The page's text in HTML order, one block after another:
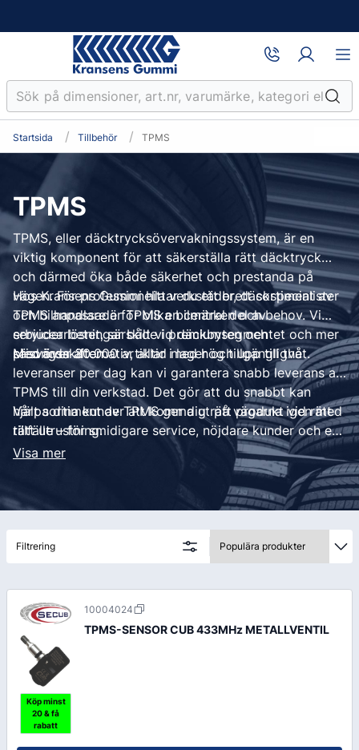
Startsida Tillbehör TPMS
TPMS
TPMS, eller däcktrycksövervakningssystem, är en
viktig komponent för att säkerställa rätt däcktryck
och därmed öka både säkerhet och prestanda på
vägen. För professionella verkstäder, däckspecialister
och bilhandlare är TPMS en central del av
servicearbetet, särskilt vid däckbyten och
säsongsskiften.
Hos Kransens Gummi hittar du ett brett sortiment av
TPMS anpassade för olika bilmärken och behov. Vi
erbjuder lösningar både i premiumsegmentet och mer
prisvärda alternativ, alltid med hög tillgänglighet.
Med över 30.000 artiklar i lager och upp till två
leveranser per dag kan vi garantera snabb leverans av
TPMS till din verkstad. Det gör att du snabbt kan
hjälpa dina kunder att komma ut på vägarna igen med
rätt utrustning.
Vårt sortiment av TPMS ger dig rätt produkt vid rätt
tillfälle – för smidigare service, nöjdare kunder och en
mer effektiv verkstadsdrift.
Visa mer
Filtrering
Köp minst
20 & få
rabatt
10004024
TPMS-SENSOR CUB 433MHz METALLVENTIL